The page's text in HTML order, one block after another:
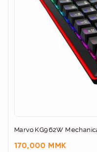
Marvo KG962W
170,000 MMK